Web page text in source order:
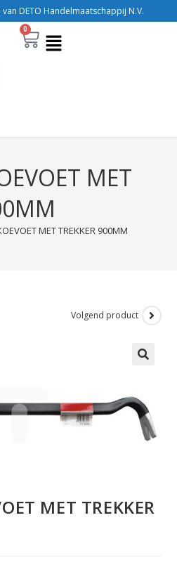
DETO Handelmaatschappij N.V.
0
MET
MET TREKKER 900MM
Volgend product
MET TREKKER